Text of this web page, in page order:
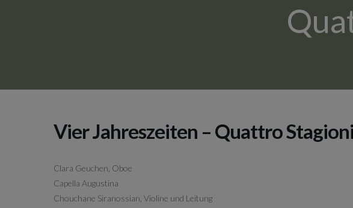
Vier Jahreszeiten – Quattro Stagioni
Clara Geuchen, Oboe
Capella Augustina
Chouchane Siranossian, Violine und Leitung